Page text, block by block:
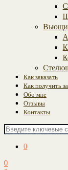
Как заказать
Как получить
Обо мне
Отзывы
Контакты
0
0